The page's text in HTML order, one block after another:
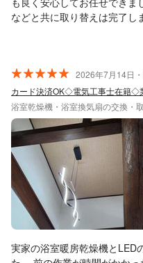
などと共に取り替えは完了し
度、大変助かりました。ま
2026年7月14日
浴室乾燥機・浴室換気扇の交換・
実家の浴室暖房乾燥機とLED